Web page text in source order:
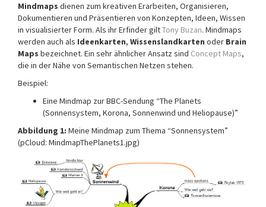
Mindmaps dienen zum kreativen Erarbeiten, Organi­sieren,
Dokumen­tieren und Präsentieren von Kon­zepten, Ideen, Wissen
in visuali­sierter Form. Als ihr Erfinder giltTony Buzan. Mindmaps
werden auch als Ideen­karten, Wissens­landkarten oder Brain
Maps bezeichnet. Ein sehr ähnlicher Ansatz sind Concept Maps,
die in der Nähe von Semantischen Netzen stehen.
Beispiel:
Eine Mindmap zur BBC-Sendung “The Planets
(Sonnensystem, Korona, Sonnenwind und Heliopause)”
Abbildung 1: Meine Mindmap zum Thema “Sonnensystem”
(pCloud: MindmapThePlanets1.jpg)